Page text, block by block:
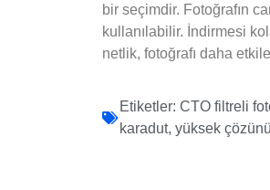
bir seçimdir. Fotoğrafın
kullanılabilir. İndirmesi
netlik, fotoğrafı daha
Etiketler: CTO filtreli
karadut, yüksek